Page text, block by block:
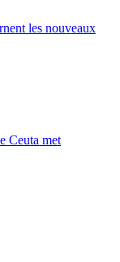
les nouveaux
Ceuta met